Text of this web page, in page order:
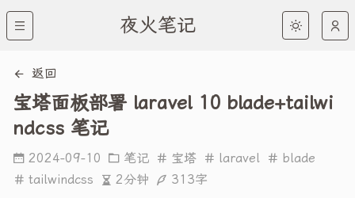
夜火笔记
返回
宝塔面板部署 laravel 10 blade+tailwi
ndcss 笔记
2024-09-10 笔记 宝塔 laravel
blade
tailwindcss
2分钟 313字